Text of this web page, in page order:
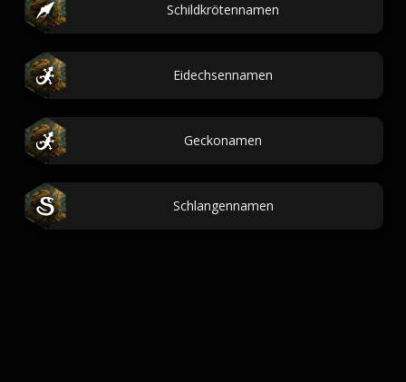
Schildkrötennamen
Eidechsennamen
Geckonamen
Schlangennamen